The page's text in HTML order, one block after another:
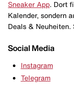
Sneaker App . Dort
Kalender, sondern
Deals & Neuheiten.
Social Media
Instagram
Telegram